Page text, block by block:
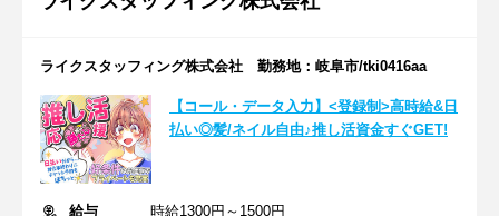
ライクスタッフィング株式会社 勤務地：岐阜市/tki0416aa
【コール・データ入力】<登録制>高時給&日
払い◎髪/ネイル自由♪推し活資金すぐGET!
給与 時給1300円～1500円